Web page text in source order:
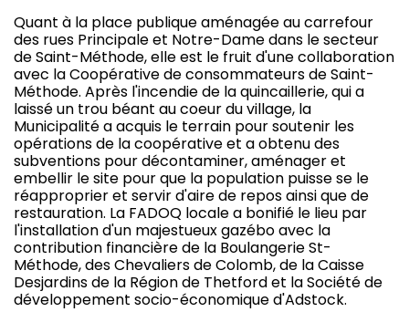
Quant à la place publique aménagée au carrefour
des rues Principale et Notre-Dame dans le secteur
de Saint-Méthode, elle est le fruit d'une collaboration
avec la Coopérative de consommateurs de Saint-
Méthode. Après l'incendie de la quincaillerie, qui a
laissé un trou béant au coeur du village, la
Municipalité a acquis le terrain pour soutenir les
opérations de la coopérative et a obtenu des
subventions pour décontaminer, aménager et
embellir le site pour que la population puisse se le
réapproprier et servir d'aire de repos ainsi que de
restauration. La FADOQ locale a bonifié le lieu par
l'installation d'un majestueux gazébo avec la
contribution financière de la Boulangerie St-
Méthode, des Chevaliers de Colomb, de la Caisse
Desjardins de la Région de Thetford et la Société de
développement socio-économique d'Adstock.